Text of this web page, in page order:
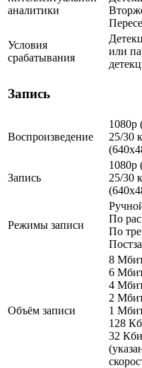
аналитики
Условия
срабатывания
или
Запись
Воспроизведение
1080p
25/30
Запись
1080p
25/30
Режимы записи
По
По
Объём записи
8
6
4
2
1
128
32